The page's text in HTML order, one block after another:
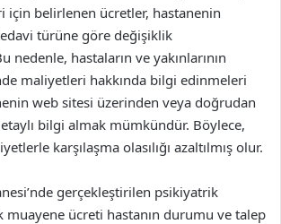
için belirlenen ücretler, hastanenin
türüne göre değişiklik
nedenle, hastaların ve yakınlarının
maliyetleri hakkında bilgi edinmeleri
web sitesi üzerinden veya doğrudan
bilgi almak mümkündür. Böylece,
karşılaşma olasılığı azaltılmış olur.
gerçekleştirilen psikiyatrik
muayene ücreti hastanın durumu ve talep